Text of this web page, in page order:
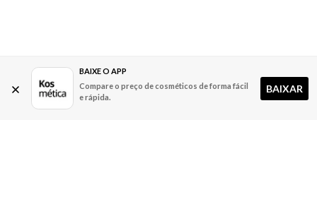
BAIXE O APP
Compare o preço de cosméticos de forma fácil
e rápida.
BAIXAR